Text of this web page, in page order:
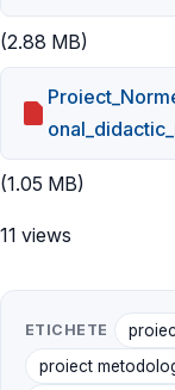
(2.88 MB)
(1.05 MB)
11 views
ETICHETE
proiect